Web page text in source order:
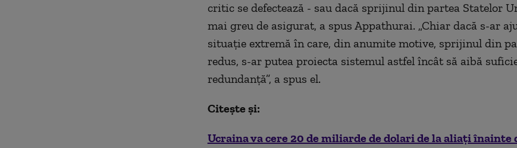
critic se defectează - sau dacă sprijinul din partea Statelor
mai greu de asigurat, a spus Appathurai. „Chiar dacă s-ar
situație extremă în care, din anumite motive, sprijinul din
redus, s-ar putea proiecta sistemul astfel încât să aibă
redundanță”, a spus el.
Citește și:
Ucraina va cere 20 de miliarde de dolari de la aliați